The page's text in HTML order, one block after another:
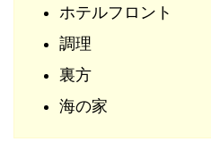
ホテルフロント
調理
裏方
海の家